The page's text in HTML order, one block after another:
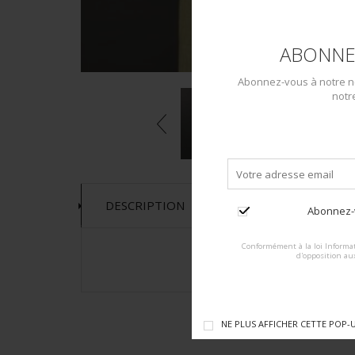
Abonnez-vous à notre
Conformément à la loi
d'opposition
NE PLUS AFFICHER CETTE POP-
DESCRIPTION